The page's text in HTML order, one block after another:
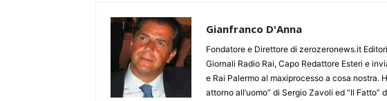
Gianfranco D'Anna
Fondatore e Direttore di zerozeronews.it
Giornali Radio Rai, Capo Redattore Esteri e
e Rai Palermo al maxiprocesso a cosa nostra.
attorno all’uomo” di Sergio Zavoli ed “Il